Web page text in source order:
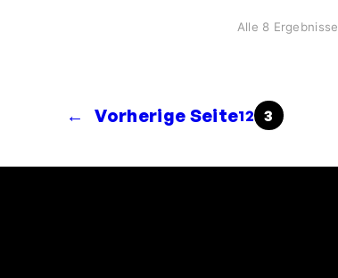
Alle 8
← Vorherige Seite12 3